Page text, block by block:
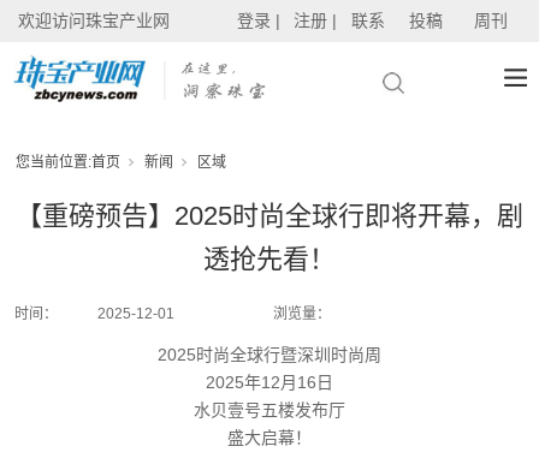
欢迎访问珠宝产业网 登录 | 注册 | 联系 投稿 周刊
您当前位置:首页 新闻 区域
【重磅预告】2025时尚全球行即将开幕，剧
透抢先看！
时间： 2025-12-01 浏览量：
2025时尚全球行暨深圳时尚周
2025年12月16日
水贝壹号五楼发布厅
盛大启幕！